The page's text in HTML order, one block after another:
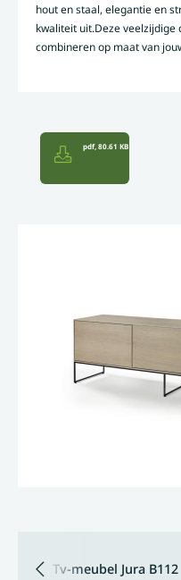
hout en staal, elegantie en
kwaliteit uit.Deze veelzijdige
combineren op maat van
pdf, 80.61 KB
Tv-meubel Jura B112